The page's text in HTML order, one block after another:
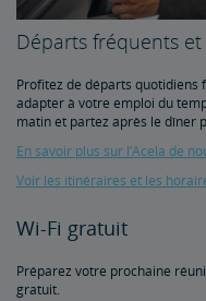
Départs fréquents
Profitez de départs quotidiens
adapter à votre emploi du
matin et partez après le dîner
En savoir plus sur l’Acela de
Voir les itinéraires et les
Wi-Fi gratuit
Préparez votre prochaine
gratuit.